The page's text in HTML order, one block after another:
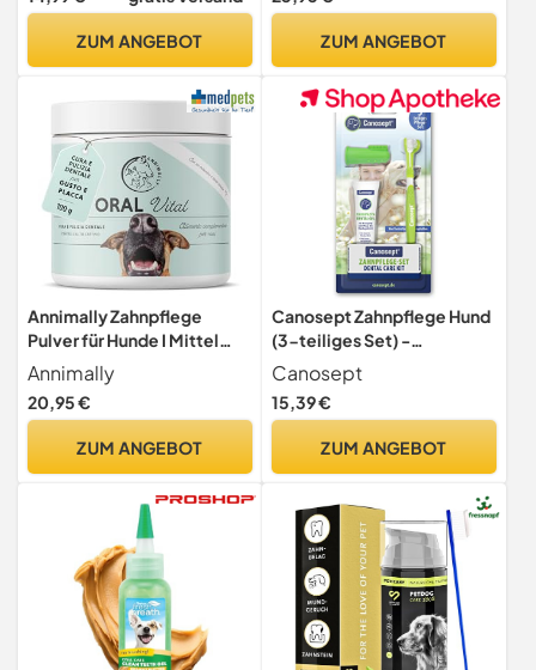
Zahnreinigung ohne Bürsten
ZUM ANGEBOT
Zahnbelag, Mundgeruch
beugt Plaque, Zahnstein
ZUM ANGEBOT
Annimally Zahnpflege
Pulver für Hunde I Mittel
gegen Zahnstein Hund -
Natürliche besonders
effektive Zahnreinigung bei
Mundgeruch und Plaque
Annimally
20,95 €
ZUM ANGEBOT
Canosept Zahnpflege Hund
(3-teiliges Set) -
Hundezahnbürste –
Hundezahnpasta –
Fingerlinge Hunde -
Zahnstein Hunde
Zahnreinigung Hund bei
Mundgeruch
Canosept
15,39 €
ZUM ANGEBOT